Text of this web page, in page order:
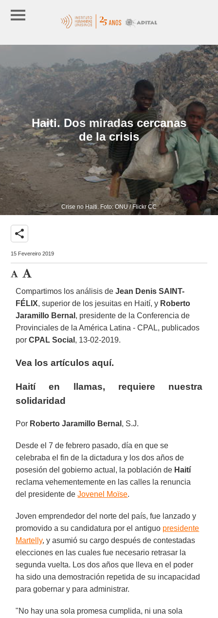
Haiti. Dos miradas cercanas
de la crisis
Crise no Haiti. Foto: ONU / Flickr CC
share
15 Fevereiro 2019
Compartimos los análisis deJean Denis SAINT-
FÉLIX, superior de los jesuitas en Haití, y Roberto
Jaramillo Bernal , presidente de la Conferencia de
Provinciales de la América Latina - CPAL, publicados
porCPAL Social , 13-02-2019.
Vea los artículos aquí.
Haití en llamas, requiere nuestra
solidaridad
Por Roberto Jaramillo Bernal , S.J.
Desde el 7 de febrero pasado, día en que se
celebraba el fin de la dictadura y los dos años de
posesión del gobierno actual, la población de Haití
reclama vehementemente en las calles la renuncia
del presidente deJovenel Moïse.
Joven emprendedor del norte del país, fue lanzado y
promovido a su candidatura por el antiguo presidente
Martelly, y asumió su cargo después de contestadas
elecciones en las cuales fue necesario retrasar la
segunda vuelta. Los dos años que lleva en el poder
ha sido una demostración repetida de su incapacidad
para gobernar y para administrar.
"No hay una sola promesa cumplida, ni una sola